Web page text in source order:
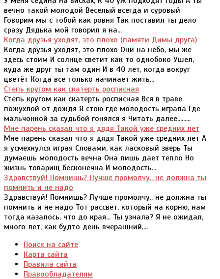
вечно такой молодой Веселый всегда и суровый
Говорим мы с тобой как ровня Так поставил ты дело
сразу Дядька мой говорил я на...
Когда друзья уходят, это плохо (памяти Димы друга)
Когда друзья уходят, это плохо Они на небо, мы же
здесь стоим И солнце светит как то однобоко Ушел,
куда же друг ты там один И в 40 лет, когда вокруг
цветёт Когда все только начинает жить...
Степь кругом как скатерть росписная
Степь кругом как скатерть росписная Вся в траве
пожухлой от дождя Я стою где молодость играла Где
мальчонкой за судьбой гонялся я Читать далее.........
Мне парень сказал что я дядя Такой уже средних лет
Мне парень сказал что я дядя Такой уже средних лет А
я усмехнулся играя Словами, как ласковый зверь Ты
думаешь молодость вечна Она лишь дает тепло Но
жизнь товарищ бесконечна И молодость...
Здравствуй! Помнишь? Лучше промолчу.. не должна ты
помнить и не надо
Здравствуй! Помнишь? Лучше промолчу.. не должна ты
помнить и не надо Тот рассвет, который на корню, нам
тогда казалось, что до края... Ты узнала? Я не ожидал,
много лет, как будто день вчерашний,...
Поиск на сайте
Карта сайта
Правила сайта
Правообладателям